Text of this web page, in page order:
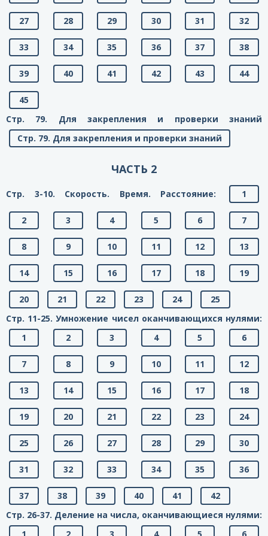
27 28 29 30 31 32
33 34 35 36 37 38
39 40 41 42 43 44
45
Стр. 79. Для закрепления и проверки знаний
Стр. 79. Для закрепления и проверки знаний
ЧАСТЬ 2
Стр. 3-10. Скорость. Время. Расстояние: 1
2 3 4 5 6 7
8 9 10 11 12 13
14 15 16 17 18 19
20 21 22 23 24
25
Стр. 11-25. Умножение чисел оканчивающихся нулями:
1
2 3 4 5 6
7 8 9 10 11 12
13 14 15 16 17 18
19 20 21 22 23 24
25 26 27 28 29 30
31 32 33 34 35 36
37 38 39 40 41
42
Стр. 26-37. Деление на числа, оканчивающиеся нулями:
1
2 3 4 5 6